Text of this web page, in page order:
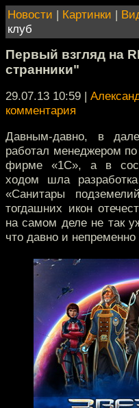
Новости | Картинки |
клуб
Первый взгляд на
странники"
29.07.13 10:59 |
комментария
Давным-давно, в
работал менеджером
фирме «1С», а в
ходом шла
«Санитары
тогдашних икон
на самом деле не так
что давно и непременно